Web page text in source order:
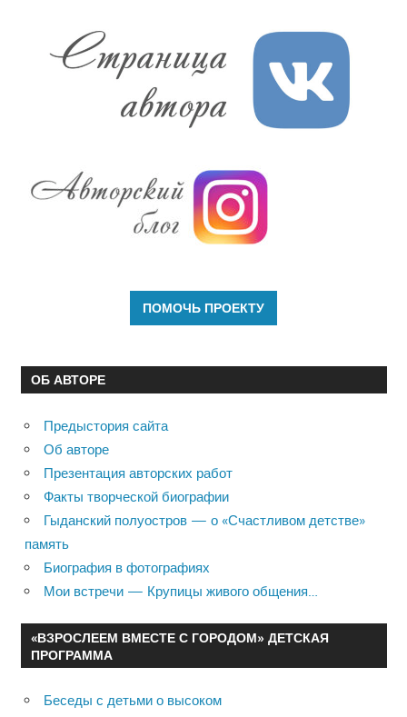
ОБ АВТОРЕ
Предыстория сайта
Об авторе
Презентация авторских работ
Факты творческой биографии
Гыданский полуостров — о «Счастливом детстве»
память
Биография в фотографиях
Мои встречи — Крупицы живого общения…
«ВЗРОСЛЕЕМ ВМЕСТЕ С ГОРОДОМ» ДЕТСКАЯ
ПРОГРАММА
Беседы с детьми о высоком